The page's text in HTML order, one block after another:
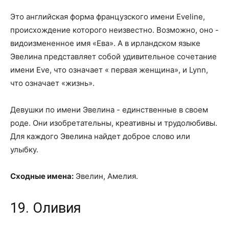
Это английская форма французского имени Eveline,
происхождение которого неизвестно. Возможно, оно -
видоизмененное имя «Ева». А в ирландском языке
Эвелина представляет собой удивительное сочетание
имени Eve, что означает « первая женщина», и Lynn,
что означает «жизнь».
Девушки по имени Эвелина - единственные в своем
роде. Они изобретательны, креативны и трудолюбивы.
Для каждого Эвелина найдет доброе слово или
улыбку.
Сходные имена: Эвелин, Амелия.
19. Оливия